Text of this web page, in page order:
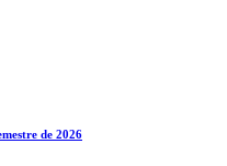
de 2026